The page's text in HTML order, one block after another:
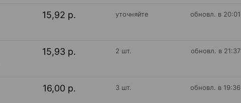
15,92 р. уточняйте обновл. в 20:01
15,93 р. 2 шт. обновл. в 21:37
16,00 р. 3 шт. обновл. в 19:36